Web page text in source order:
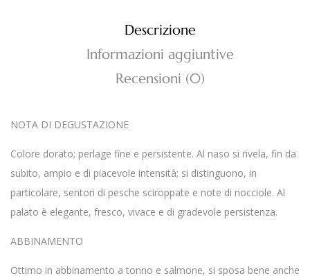
Descrizione
Informazioni aggiuntive
Recensioni (0)
NOTA DI DEGUSTAZIONE
Colore dorato; perlage fine e persistente. Al naso si rivela, fin da
subito, ampio e di piacevole intensità; si distinguono, in
particolare, sentori di pesche sciroppate e note di nocciole. Al
palato è elegante, fresco, vivace e di gradevole persistenza.
ABBINAMENTO
Ottimo in abbinamento a tonno e salmone, si sposa bene anche